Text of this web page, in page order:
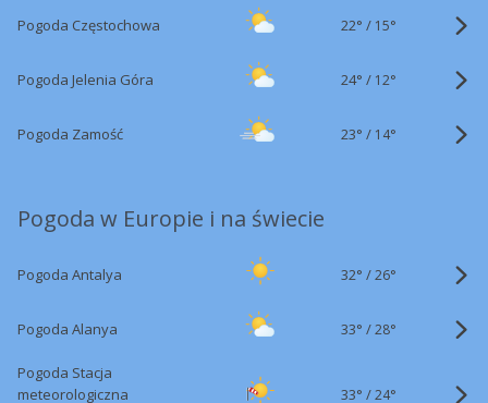
Pogoda Częstochowa 22° / 15°
Pogoda Jelenia Góra 24° / 12°
Pogoda Zamość 23° / 14°
Pogoda w Europie i na świecie
Pogoda Antalya 32° /26°
Pogoda Alanya 33° /28°
Pogoda Stacja
meteorologiczna
33° /24°